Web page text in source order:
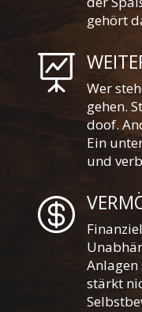
gehört

Wer
gehen.
doof.
Ein
und

Anlagen
stärkt